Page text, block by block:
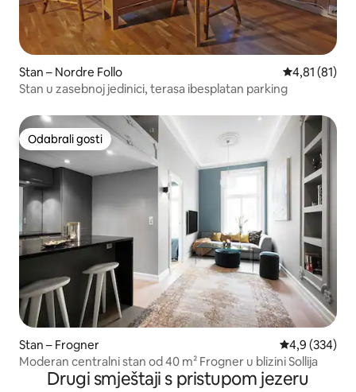
Stan – Nordre Follo Prosječna
4,81 (81)
Stan u zasebnoj jedinici, terasa ibesplatan parking
Odabrali gosti
Odabrali gosti
Stan – Frogner Prosječna
4,9 (334)
Moderan centralni stan od 40 m² Frogner u blizini Sollija
Drugi smještaji s pristupom jezeru